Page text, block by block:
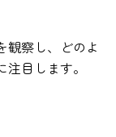
観察し、どのよ
目します。